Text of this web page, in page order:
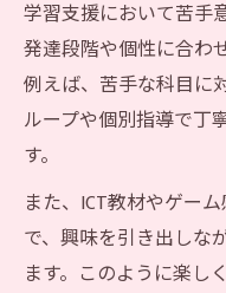
学習支援において苦手
発達段階や個性に合わ
例えば、苦手な科目に
ループや個別指導で丁
す。
また、ICT教材やゲー
で、興味を引き出しな
ます。このように楽し